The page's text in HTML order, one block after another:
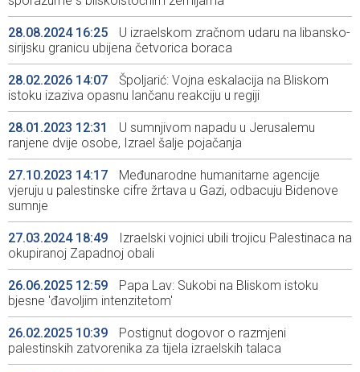
28.08.2024 16:25
U izraelskom zračnom udaru na libansko-
sirijsku granicu ubijena četvorica boraca
28.02.2026 14:07
Špoljarić: Vojna eskalacija na Bliskom
istoku izaziva opasnu lančanu reakciju u regiji
28.01.2023 12:31
U sumnjivom napadu u Jerusalemu
ranjene dvije osobe, Izrael šalje pojačanja
27.10.2023 14:17
Međunarodne humanitarne agencije
vjeruju u palestinske cifre žrtava u Gazi, odbacuju Bidenove
sumnje
27.03.2024 18:49
Izraelski vojnici ubili trojicu Palestinaca na
okupiranoj Zapadnoj obali
26.06.2025 12:59
Papa Lav: Sukobi na Bliskom istoku
bjesne 'đavoljim intenzitetom'
26.02.2025 10:39
Postignut dogovor o razmjeni
palestinskih zatvorenika za tijela izraelskih talaca